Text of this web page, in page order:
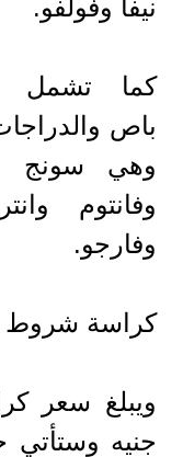
نيفا وفولفو.
كما تشمل
وهي سونج
وفانتوم
وفارجو.
كراسة شروط مزاد
جنيه وستأتي